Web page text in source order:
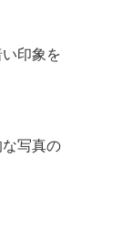
印象を
写真の